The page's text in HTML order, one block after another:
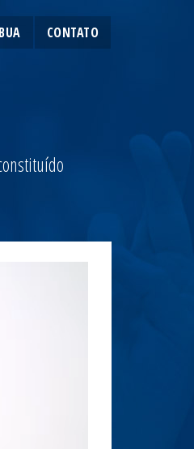
CONTATO